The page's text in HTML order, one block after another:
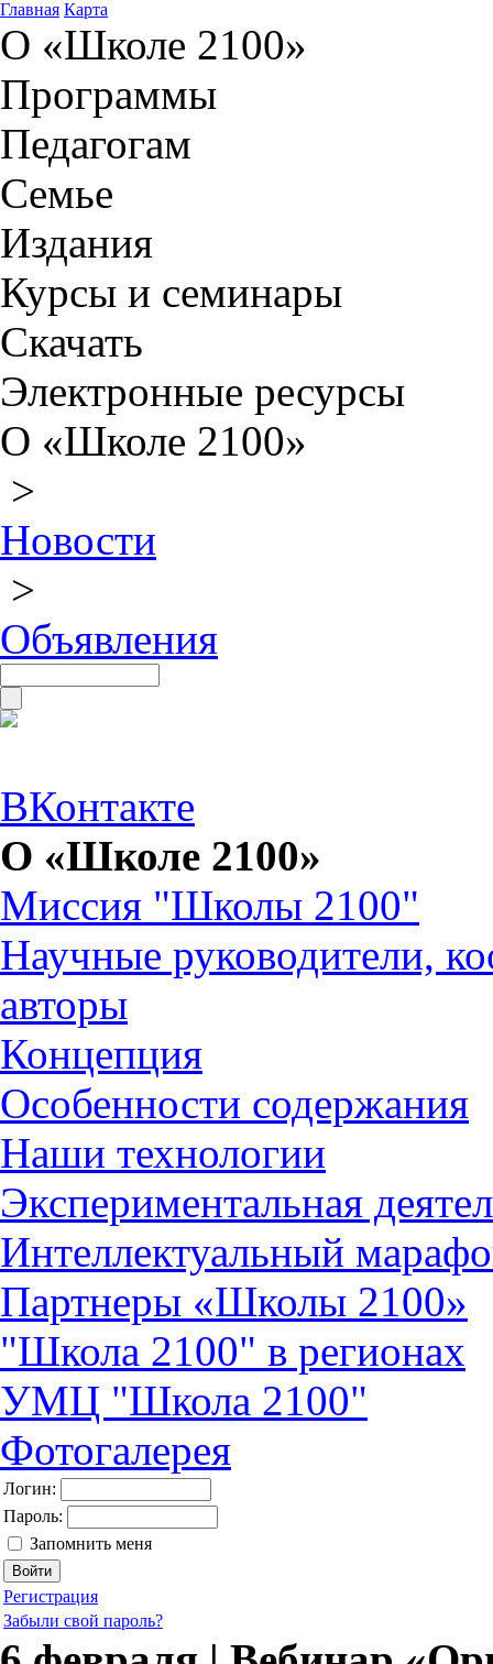
Главная Карта
О «Школе 2100»
Программы
Педагогам
Семье
Издания
Курсы и семинары
Скачать
Электронные ресурсы
О «Школе 2100»
>
Новости
>
Объявления
ВКонтакте
О «Школе 2100»
Миссия "Школы 2100"
Научные руководители,
авторы
Концепция
Особенности содержания
Наши технологии
Экспериментальная
Интеллектуальный
Партнеры «Школы 2100»
"Школа 2100" в регионах
УМЦ "Школа 2100"
Фотогалерея
Логин:
Пароль:
Запомнить меня
Регистрация
Забыли свой пароль?